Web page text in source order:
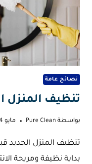
نصائح عامة
تنظيف المنزل
بواسطة Pure Clean مايو 14, 2025
تنظيف المنزل الجديد
بداية نظيفة ومريحة